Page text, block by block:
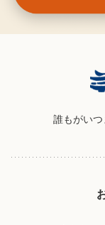
誰もがいつ